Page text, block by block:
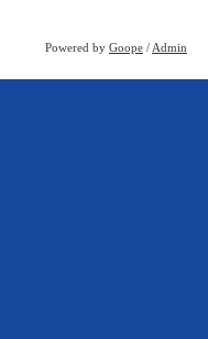
Powered by Goope / Admin